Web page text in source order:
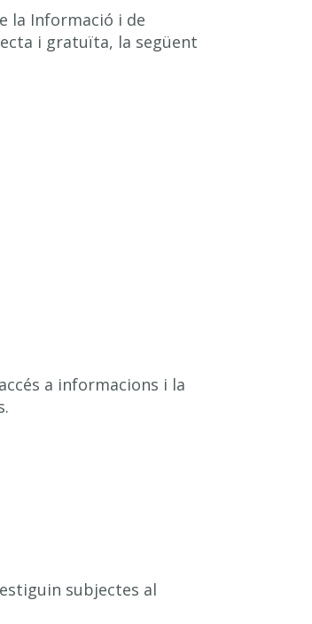
la Informació i de
i gratuïta, la següent
a informacions i la
subjectes al